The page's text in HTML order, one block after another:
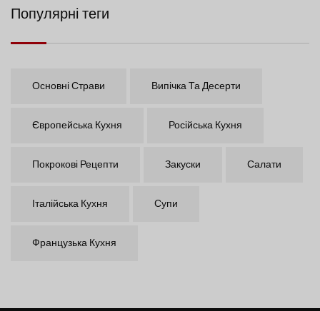
Популярні теги
Основні Страви Випічка Та Десерти
Європейська Кухня Російська Кухня
Покрокові Рецепти Закуски Салати
Італійська Кухня Супи
Французька Кухня